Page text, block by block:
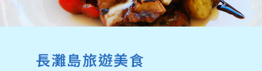
長灘島旅遊美食